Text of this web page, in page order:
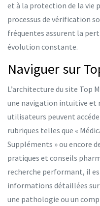
et à la protection de la vie
processus de vérification
fréquentes assurent la
évolution constante.
Naviguer sur
L’architecture du site Top
une navigation intuitive et
utilisateurs peuvent
rubriques telles que «
Suppléments » ou encore
pratiques et conseils
recherche performant, il
informations détaillées
une pathologie ou un